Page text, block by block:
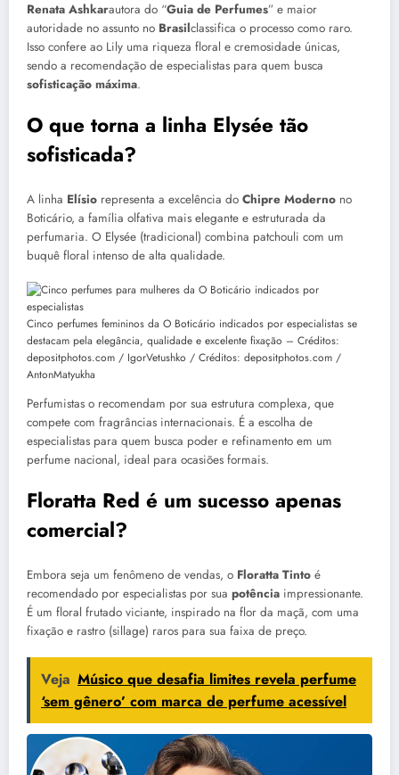
Renata Ashkarautora do “Guia de Perfumes” e maior
autoridade no assunto no Brasilclassifica o processo como raro.
Isso confere ao Lily uma riqueza floral e cremosidade únicas,
sendo a recomendação de especialistas para quem busca
sofisticação máxima.
O que torna a linha Elysée tão
sofisticada?
A linha Elísio representa a excelência do Chipre Moderno no
Boticário, a família olfativa mais elegante e estruturada da
perfumaria. O Elysée (tradicional) combina patchouli com um
buquê floral intenso de alta qualidade.
Cinco perfumes femininos da O Boticário indicados por especialistas se
destacam pela elegância, qualidade e excelente fixação – Créditos:
depositphotos.com / IgorVetushko / Créditos: depositphotos.com /
AntonMatyukha
Perfumistas o recomendam por sua estrutura complexa, que
compete com fragrâncias internacionais. É a escolha de
especialistas para quem busca poder e refinamento em um
perfume nacional, ideal para ocasiões formais.
Floratta Red é um sucesso apenas
comercial?
Embora seja um fenômeno de vendas, o Floratta Tinto é
recomendado por especialistas por sua potência impressionante.
É um floral frutado viciante, inspirado na flor da maçã, com uma
fixação e rastro (sillage) raros para sua faixa de preço.
Veja Músico que desafia limites revela perfume
‘sem gênero’ com marca de perfume acessível